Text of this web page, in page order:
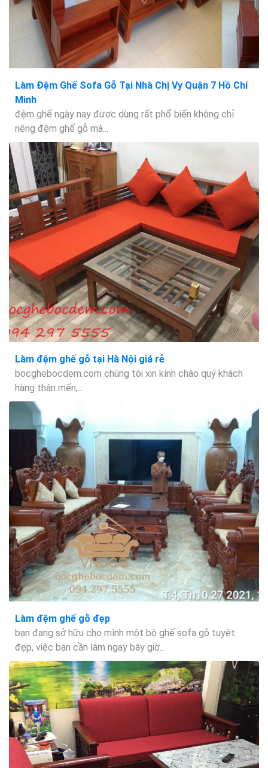
Làm Đệm Ghế Sofa Gỗ Tại Nhà Chị Vy Quận 7 Hồ Chí
Minh
đệm ghế ngày nay được dùng rất phổ biến không chỉ
riêng đệm ghế gỗ mà...
Làm đệm ghế gỗ tại Hà Nội giá rẻ
bocghebocdem.com chúng tôi xin kính chào quý khách
hàng thân mến,...
Làm đệm ghế gỗ đẹp
bạn đang sở hữu cho mình một bộ ghế sofa gỗ tuyệt
đẹp, việc bạn cần làm ngay bây giờ...